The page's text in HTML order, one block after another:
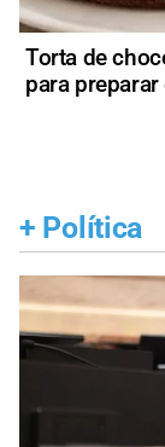
Torta de
para
+ Política